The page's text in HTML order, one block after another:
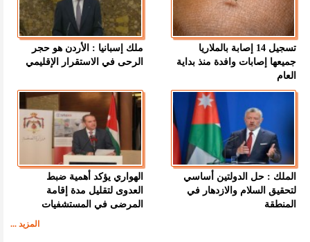
تسجيل 14 إصابة بالملاريا
جميعها إصابات وافدة منذ بداية
العام
ملك إسبانيا : الأردن هو حجر
الرحى في الاستقرار الإقليمي
الملك : حل الدولتين أساسي
لتحقيق السلام والازدهار في
المنطقة
الهواري يؤكد أهمية ضبط
العدوى لتقليل مدة إقامة
المرضى في المستشفيات
المزيد ...